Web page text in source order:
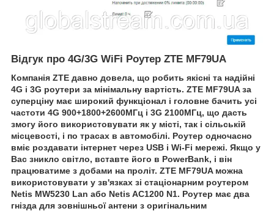
Відгук про 4G/3G WiFi Роутер ZTE MF79UA
Компанія ZTE давно довела, що робить якісні та надійні
4G і 3G роутери за мінімальну вартість. ZTE MF79UA за
суперціну має широкий функціонал і головне бачить усі
частоти 4G 900+1800+2600МГц і 3G 2100МГц, що дасть
змогу його використовувати як у місті, так і сільській
місцевості, і по трасах в автомобілі. Роутер одночасно
вміє роздавати інтернет через USB і Wi-Fi мережі. Якщо у
Вас зникло світло, вставте його в PowerBank, і він
працюватиме з добами на проліт. ZTE MF79UA можна
використовувати у зв'язках зі стаціонарним роутером
Netis MW5230 Lan або Netis AC1200 N1. Роутер має два
гнізда для зовнішньої антени з оригінальним